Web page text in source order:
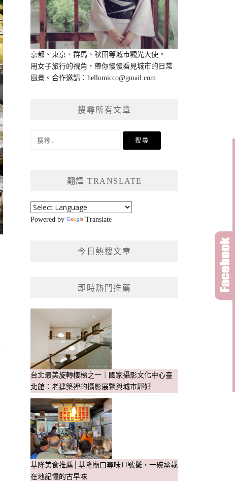
京都、東京、群馬、秋田等城市觀光大使。
用女子旅行的視角，帶你慢慢看見城市的日常
風景。合作邀請：hellomicco@gmail.com
搜尋所有文章
翻譯 TRANSLATE
Powered by Translate
今日熱搜文章
即時熱門推薦
台北最美旋轉樓梯之一｜國家攝影文化中心臺
北館：老建築裡的攝影展覽與城市靜好
基隆美食推薦│基隆廟口尋味11號攤，一碗承載
在地記憶的古早味